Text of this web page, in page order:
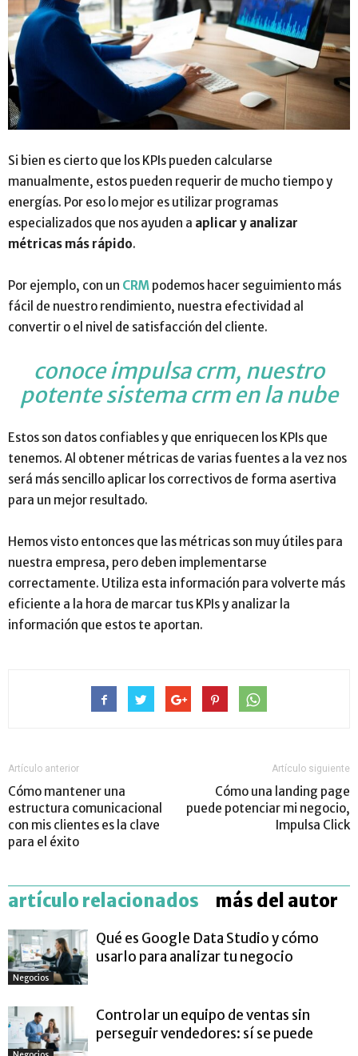
Si bien es cierto que los KPIs pueden calcularse
manualmente, estos pueden requerir de mucho tiempo y
energías. Por eso lo mejor es utilizar programas
especializados que nos ayuden a aplicar y analizar
métricas más rápido.
Por ejemplo, con un CRM podemos hacer seguimiento más
fácil de nuestro rendimiento, nuestra efectividad al
convertir o el nivel de satisfacción del cliente.
conoce impulsa crm, nuestro
potente sistema crm en la nube
Estos son datos confiables y que enriquecen los KPIs que
tenemos. Al obtener métricas de varias fuentes a la vez nos
será más sencillo aplicar los correctivos de forma asertiva
para un mejor resultado.
Hemos visto entonces que las métricas son muy útiles para
nuestra empresa, pero deben implementarse
correctamente. Utiliza esta información para volverte más
eficiente a la hora de marcar tus KPIs y analizar la
información que estos te aportan.
Artículo anterior
Cómo mantener una
estructura comunicacional
con mis clientes es la clave
para el éxito
Artículo siguiente
Cómo una landing page
puede potenciar mi negocio,
Impulsa Click
artículo relacionados más del autor
Negocios
Qué es Google Data Studio y cómo
usarlo para analizar tu negocio
Controlar un equipo de ventas sin
perseguir vendedores: sí se puede